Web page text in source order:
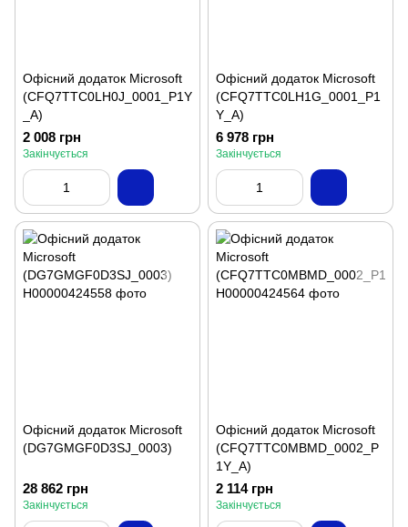
Офісний додаток Microsoft
(CFQ7TTC0LH0J_0001_P1Y
_A)
2 008 грн
Закінчується
Офісний додаток Microsoft
(CFQ7TTC0LH1G_0001_P1
Y_A)
6 978 грн
Закінчується
Офісний додаток Microsoft
(DG7GMGF0D3SJ_0003)
28 862 грн
Закінчується
Офісний додаток Microsoft
(CFQ7TTC0MBMD_0002_P
1Y_A)
2 114 грн
Закінчується